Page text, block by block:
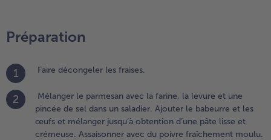
les
Préparation
1 Faire décongeler les fraises.
2
Mélanger le parmesan avec la farine, la levure et une
pincée de sel dans un saladier. Ajouter le babeurre et les
œufs et mélanger jusqu’à obtention d’une pâte lisse et
crémeuse. Assaisonner avec du poivre fraîchement moulu.